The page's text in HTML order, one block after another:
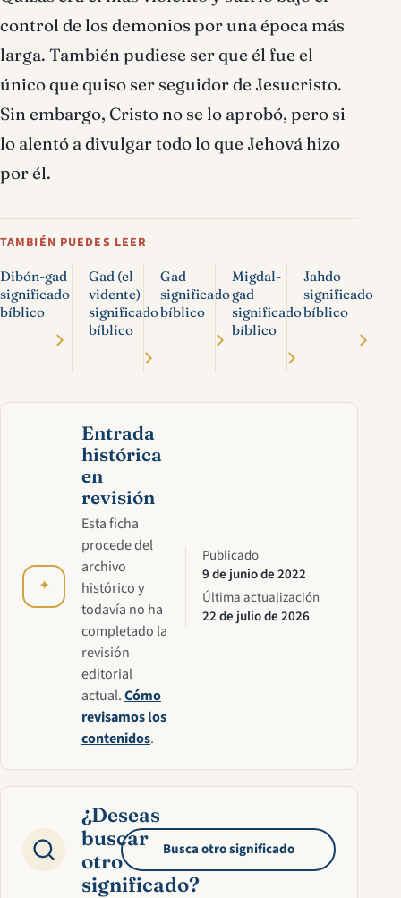
control de los demonios por una época más
larga. También pudiese ser que él fue el
único que quiso ser seguidor de Jesucristo.
Sin embargo, Cristo no se lo aprobó, pero si
lo alentó a divulgar todo lo que Jehová hizo
por él.
TAMBIÉN PUEDES LEER
Dibón-gad
significado
bíblico
Gad (el
vidente)
significado
bíblico
Gad
significado
bíblico
Migdal-
gad
significado
bíblico
Jahdo
significado
bíblico
✦
Entrada
histórica
en
revisión
Esta ficha
procede del
archivo
histórico y
todavía no ha
completado la
revisión
editorial
actual.Cómo
revisamos los
contenidos.
Publicado
9 de junio de 2022
Última actualización
22 de julio de 2026
¿Deseas
buscar
otro
significado?
Busca otro significado